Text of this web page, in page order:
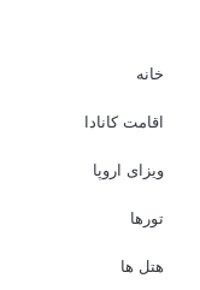
خانه
اقامت کانادا
ویزای اروپا
تورها
هتل ها